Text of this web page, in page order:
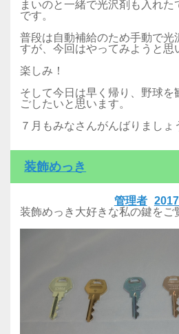
まいのと一緒で光沢剤も入れ
です。
普段は自動補給のため手動で光
すが、今回はやってみようと思
楽しみ！
そして今日は早く帰り、野球を
ごしたいと思います。
７月もみなさんがんばりましょ
装飾めっき
管理者
装飾めっき大好きな私の鍵をご